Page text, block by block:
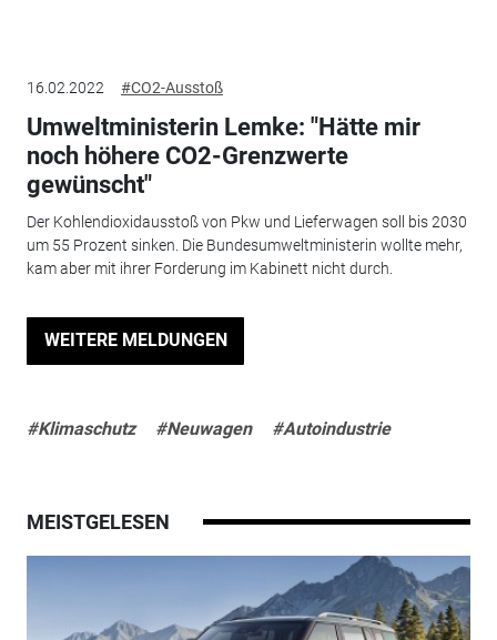
16.02.2022 #CO2-Ausstoß
Umweltministerin Lemke: "Hätte mir
noch höhere CO2-Grenzwerte
gewünscht"
Der Kohlendioxidausstoß von Pkw und Lieferwagen soll bis 2030
um 55 Prozent sinken. Die Bundesumweltministerin wollte mehr,
kam aber mit ihrer Forderung im Kabinett nicht durch.
WEITERE MELDUNGEN
#Klimaschutz #Neuwagen #Autoindustrie
MEISTGELESEN